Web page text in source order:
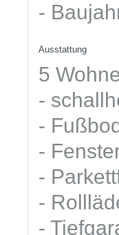
-
Ausstattung
5
-
-
-
-
-
-